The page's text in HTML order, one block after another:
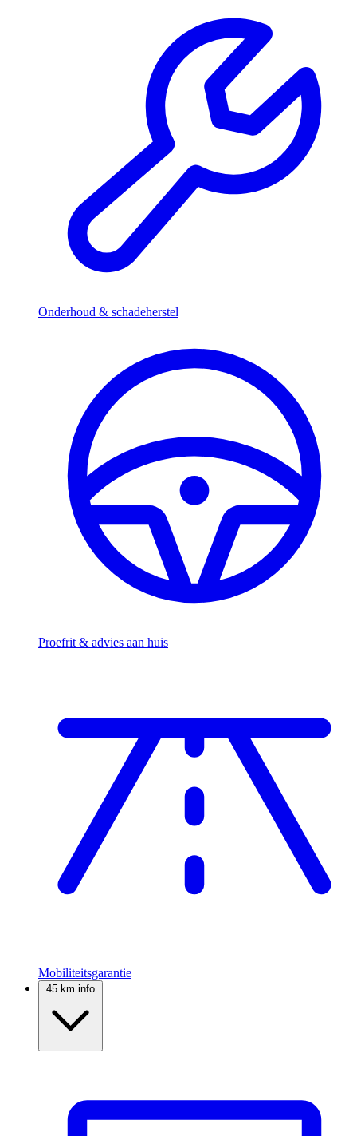
Onderhoud & schadeherstel
Proefrit & advies aan huis
Mobiliteitsgarantie
45 km info